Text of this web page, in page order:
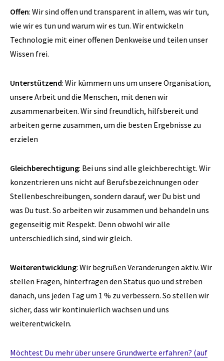
Offen: Wir sind offen und transparent in allem, was wir tun,
wie wir es tun und warum wir es tun. Wir entwickeln
Technologie mit einer offenen Denkweise und teilen unser
Wissen frei.
Unterstützend: Wir kümmern uns um unsere Organisation,
unsere Arbeit und die Menschen, mit denen wir
zusammenarbeiten. Wir sind freundlich, hilfsbereit und
arbeiten gerne zusammen, um die besten Ergebnisse zu
erzielen
Gleichberechtigung: Bei uns sind alle gleichberechtigt. Wir
konzentrieren uns nicht auf Berufsbezeichnungen oder
Stellenbeschreibungen, sondern darauf, wer Du bist und
was Du tust. So arbeiten wir zusammen und behandeln uns
gegenseitig mit Respekt. Denn obwohl wir alle
unterschiedlich sind, sind wir gleich.
Weiterentwicklung: Wir begrüßen Veränderungen aktiv. Wir
stellen Fragen, hinterfragen den Status quo und streben
danach, uns jeden Tag um 1 % zu verbessern. So stellen wir
sicher, dass wir kontinuierlich wachsen und uns
weiterentwickeln.
Möchtest Du mehr über unsere Grundwerte erfahren? (auf